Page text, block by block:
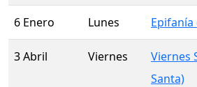
6 Enero Lunes
3 Abril Viernes
Viernes
Santa)